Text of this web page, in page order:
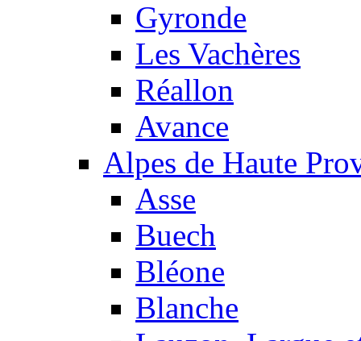
Gyronde
Les Vachères
Réallon
Avance
Alpes de Haute
Asse
Buech
Bléone
Blanche